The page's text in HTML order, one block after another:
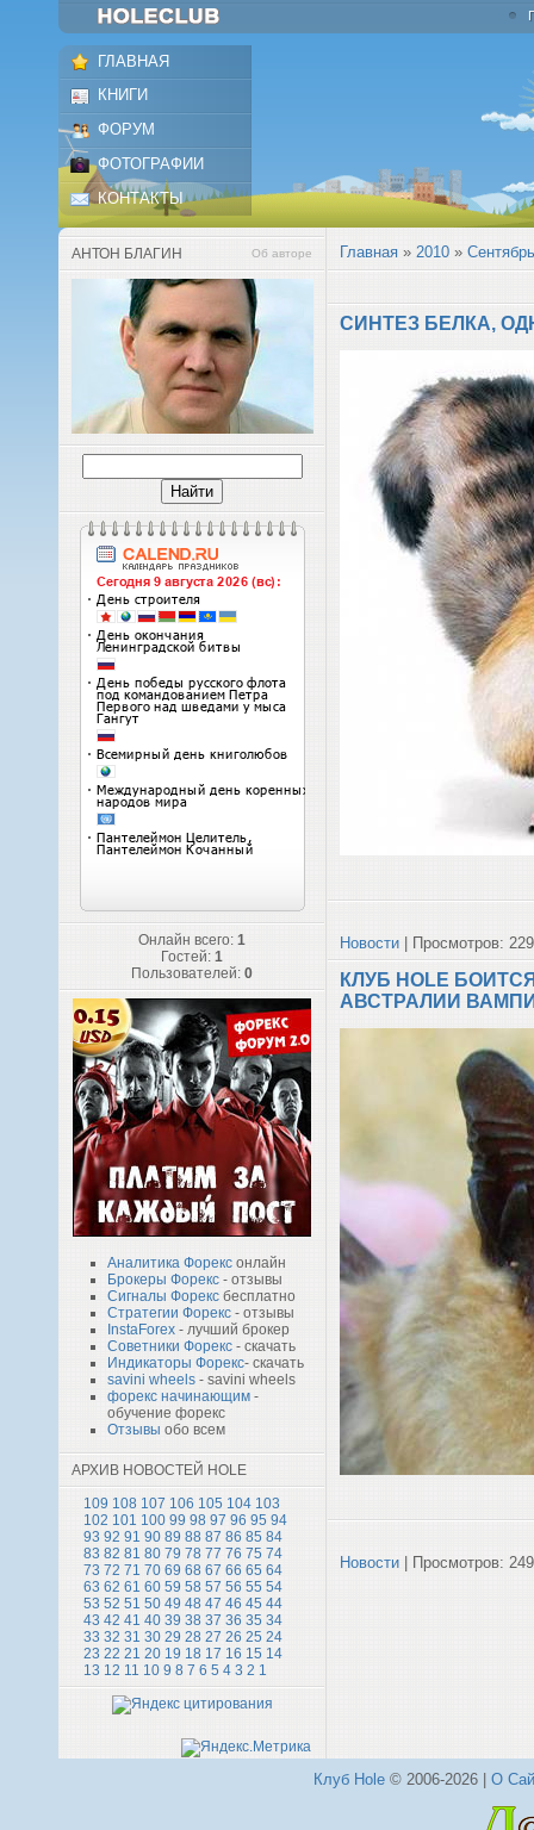
ГЛАВНАЯ
КНИГИ
ФОРУМ
ФОТОГРАФИИ
КОНТАКТЫ
АНТОН БЛАГИН Об авторе
Онлайн всего: 1
Гостей: 1
Пользователей: 0
Аналитика Форекс онлайн
Брокеры Форекс - отзывы
Сигналы Форекс бесплатно
Стратегии Форекс - отзывы
InstaForex - лучший брокер
Советники Форекс - скачать
Индикаторы Форекс- скачать
savini wheels - savini wheels
форекс начинающим -
обучение форекс
Отзывы обо всем
АРХИВ НОВОСТЕЙ HOLE
109 108 107 106 105 104 103
102 101 100 99 98 97 96 95 94
93 92 91 90 89 88 87 86 85 84
83 82 81 80 79 78 77 76 75 74
73 72 71 70 69 68 67 66 65 64
63 62 61 60 59 58 57 56 55 54
53 52 51 50 49 48 47 46 45 44
43 42 41 40 39 38 37 36 35 34
33 32 31 30 29 28 27 26 25 24
23 22 21 20 19 18 17 16 15 14
13 12 11 10 9 8 7 6 5 4 3 2 1
Главная » 2010 » Сентябрь
СИНТЕЗ БЕЛКА,
Новости | Просмотров:
КЛУБ HOLE
АВСТРАЛИИ
Новости | Просмотров:
Клуб Hole© 2006-2026 | О